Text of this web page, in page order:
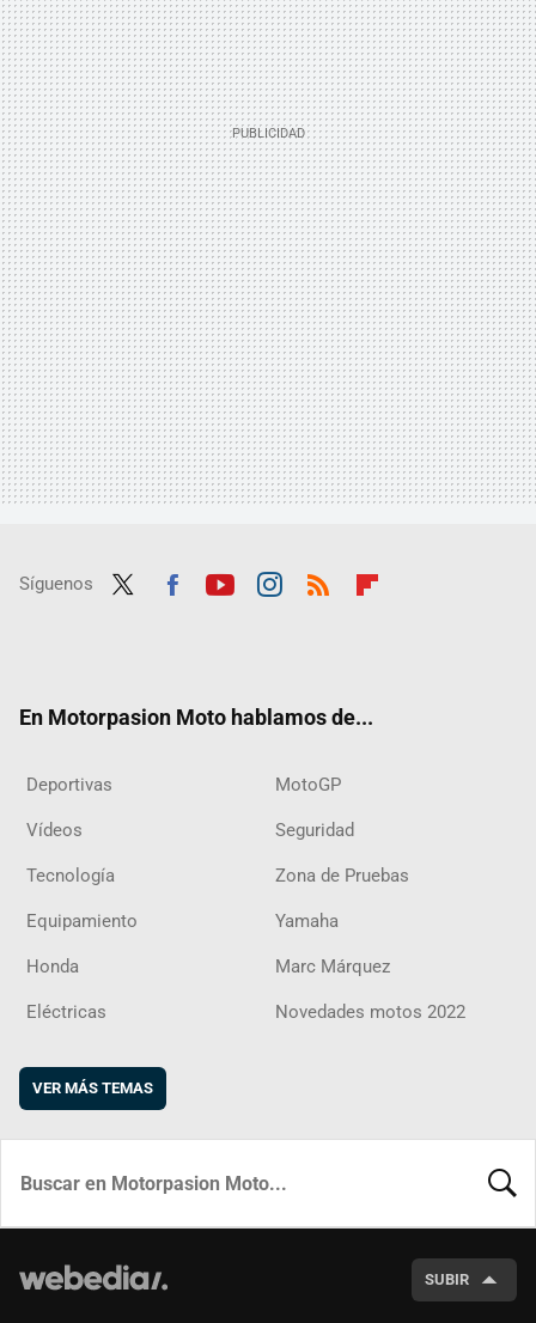
Síguenos
En Motorpasion Moto hablamos de...
Deportivas MotoGP
Vídeos Seguridad
Tecnología Zona de Pruebas
Equipamiento Yamaha
Honda Marc Márquez
Eléctricas Novedades motos 2022
VER MÁS TEMAS
SUBIR